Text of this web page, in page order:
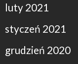
luty 2021
styczeń 2021
grudzień 2020